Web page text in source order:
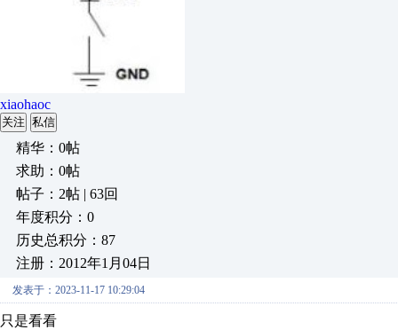
xiaohaoc
关注 私信
精华：0帖
求助：0帖
帖子：2帖 | 63回
年度积分：0
历史总积分：87
注册：2012年1月04日
发表于：2023-11-17 10:29:04
只是看看